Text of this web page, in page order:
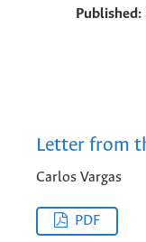
Published:
Letter from
Carlos Vargas
PDF